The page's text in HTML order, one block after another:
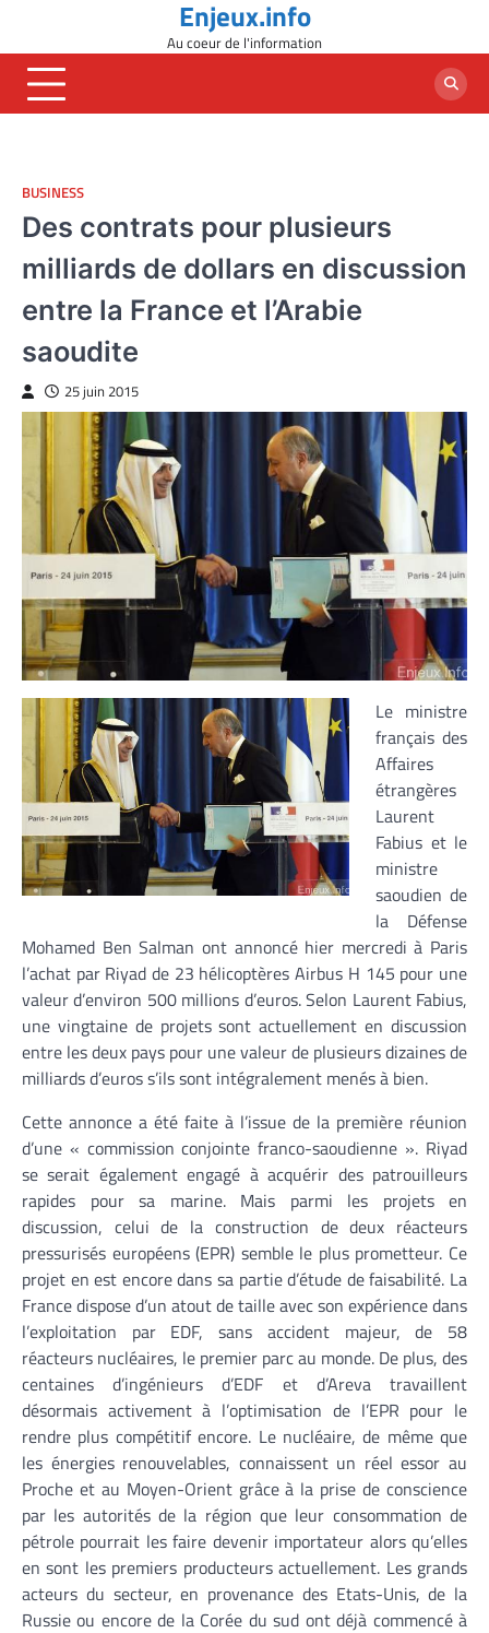
content
Enjeux.info
Au coeur de l'information
BUSINESS
Des contrats pour plusieurs
milliards de dollars en discussion
entre la France et l’Arabie
saoudite
25 juin 2015
Le ministre
français des
Affaires
étrangères
Laurent
Fabius et le
ministre
saoudien de
la Défense
Mohamed Ben Salman ont annoncé hier mercredi à Paris
l’achat par Riyad de 23 hélicoptères Airbus H 145 pour une
valeur d’environ 500 millions d’euros. Selon Laurent Fabius,
une vingtaine de projets sont actuellement en discussion
entre les deux pays pour une valeur de plusieurs dizaines de
milliards d’euros s’ils sont intégralement menés à bien.
Cette annonce a été faite à l’issue de la première réunion
d’une « commission conjointe franco-saoudienne ». Riyad
se serait également engagé à acquérir des patrouilleurs
rapides pour sa marine. Mais parmi les projets en
discussion, celui de la construction de deux réacteurs
pressurisés européens (EPR) semble le plus prometteur. Ce
projet en est encore dans sa partie d’étude de faisabilité. La
France dispose d’un atout de taille avec son expérience dans
l’exploitation par EDF, sans accident majeur, de 58
réacteurs nucléaires, le premier parc au monde. De plus, des
centaines d’ingénieurs d’EDF et d’Areva travaillent
désormais activement à l’optimisation de l’EPR pour le
rendre plus compétitif encore. Le nucléaire, de même que
les énergies renouvelables, connaissent un réel essor au
Proche et au Moyen-Orient grâce à la prise de conscience
par les autorités de la région que leur consommation de
pétrole pourrait les faire devenir importateur alors qu’elles
en sont les premiers producteurs actuellement. Les grands
acteurs du secteur, en provenance des Etats-Unis, de la
Russie ou encore de la Corée du sud ont déjà commencé à